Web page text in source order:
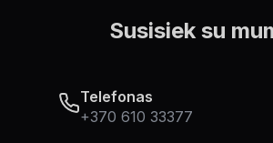
Susisiek su
Telefonas
+370 610 33377